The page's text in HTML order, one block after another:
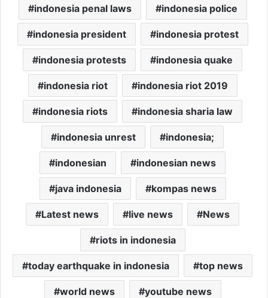
indonesia penal laws indonesia police
indonesia president indonesia protest
indonesia protests indonesia quake
indonesia riot indonesia riot 2019
indonesia riots indonesia sharia law
indonesia unrest indonesia;
indonesian indonesian news
java indonesia kompas news
Latest news live news News
riots in indonesia
today earthquake in indonesia top news
world news youtube news